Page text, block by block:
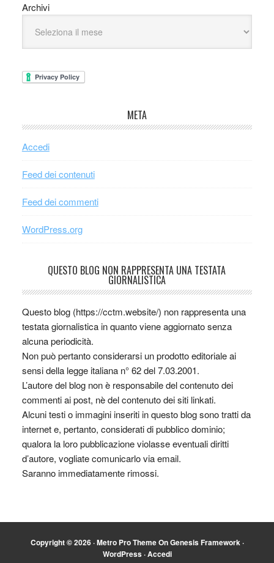
Archivi
META
Accedi
Feed dei contenuti
Feed dei commenti
WordPress.org
QUESTO BLOG NON RAPPRESENTA UNA TESTATA
GIORNALISTICA
Questo blog (https://cctm.website/) non rappresenta una
testata giornalistica in quanto viene aggiornato senza
alcuna periodicità.
Non può pertanto considerarsi un prodotto editoriale ai
sensi della legge italiana n° 62 del 7.03.2001.
L’autore del blog non è responsabile del contenuto dei
commenti ai post, nè del contenuto dei siti linkati.
Alcuni testi o immagini inseriti in questo blog sono tratti da
internet e, pertanto, considerati di pubblico dominio;
qualora la loro pubblicazione violasse eventuali diritti
d’autore, vogliate comunicarlo via email.
Saranno immediatamente rimossi.
Copyright © 2026 ·Metro Pro ThemeOnGenesis Framework·
WordPress·Accedi